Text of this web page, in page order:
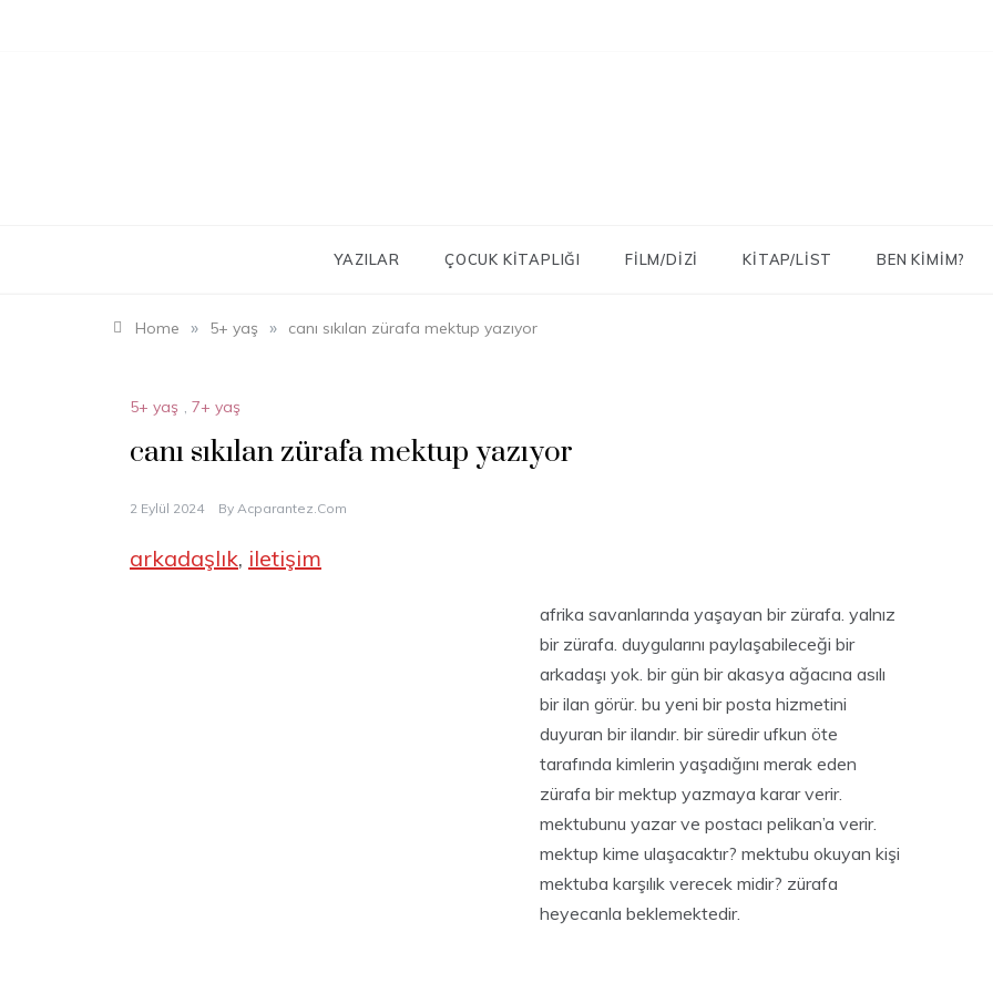
YAZILAR ÇOCUK KITAPLIĞI FILM/DIZI KITAP/LIST BEN KIMIM?
Home » 5+ yaş » canı sıkılan zürafa mektup yazıyor
5+ yaş , 7+ yaş
canı sıkılan zürafa mektup yazıyor
2 Eylül 2024 By Acparantez.com
arkadaşlık, iletişim
afrika savanlarında yaşayan bir zürafa. yalnız
bir zürafa. duygularını paylaşabileceği bir
arkadaşı yok. bir gün bir akasya ağacına asılı
bir ilan görür. bu yeni bir posta hizmetini
duyuran bir ilandır. bir süredir ufkun öte
tarafında kimlerin yaşadığını merak eden
zürafa bir mektup yazmaya karar verir.
mektubunu yazar ve postacı pelikan’a verir.
mektup kime ulaşacaktır? mektubu okuyan kişi
mektuba karşılık verecek midir? zürafa
heyecanla beklemektedir.